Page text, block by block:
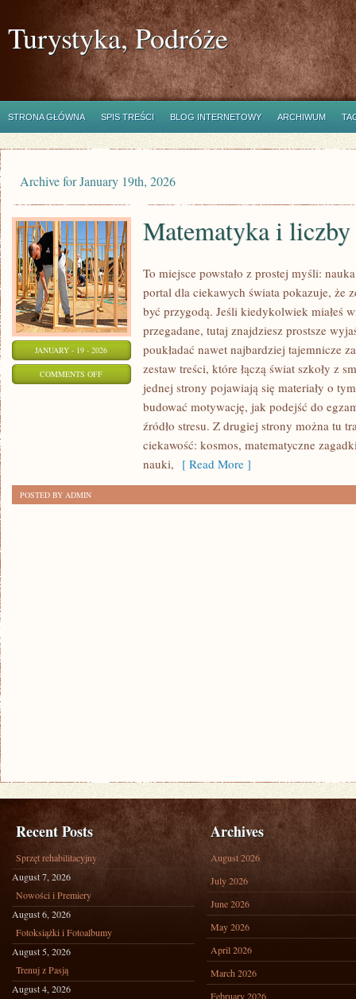
Turystyka, Podróże
STRONA GŁÓWNA SPIS TREŚCI BLOG INTERNETOWY ARCHIWUM
Archive for January 19th, 2026
JANUARY - 19 - 2026
COMMENTS OFFON
MATEMATYKA
Matematyka i liczby
To miejsce powstało z prostej myśli:
portal dla ciekawych świata pokazuje, że
być przygodą. Jeśli kiedykolwiek miałeś
przegadane, tutaj znajdziesz prostsze
poukładać nawet najbardziej tajemnicze
zestaw treści, które łączą świat szkoły z
jednej strony pojawiają się materiały o
budować motywację, jak podejść do
źródło stresu. Z drugiej strony można tu
ciekawość: kosmos, matematyczne
nauki, [ Read More ]
POSTED BY ADMIN
Recent Posts
Sprzęt rehabilitacyjny
August 7, 2026
Nowości i Premiery
August 6, 2026
Fotoksiążki i Fotoalbumy
August 5, 2026
Trenuj z Pasją
August 4, 2026
Archives
August 2026
July 2026
June 2026
May 2026
April 2026
March 2026
February 2026